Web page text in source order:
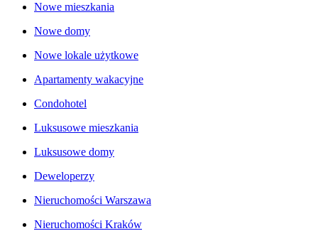
Nowe mieszkania
Nowe domy
Nowe lokale użytkowe
Apartamenty wakacyjne
Condohotel
Luksusowe mieszkania
Luksusowe domy
Deweloperzy
Nieruchomości Warszawa
Nieruchomości Kraków